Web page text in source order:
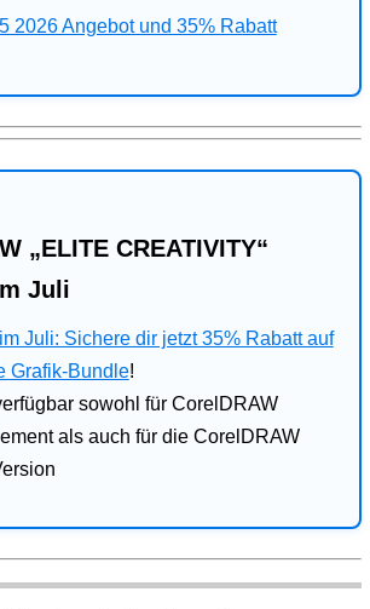
„ELITE CREATIVITY“
Juli
Juli: Sichere dir jetzt 35% Rabatt auf
Grafik-Bundle!
sowohl für CorelDRAW
als auch für die CorelDRAW